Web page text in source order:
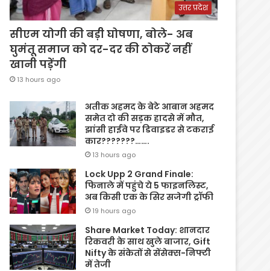
उत्तर प्रदेश
सीएम योगी की बड़ी घोषणा, बोले- अब
घुमंतू समाज को दर-दर की ठोकरें नहीं
खानी पड़ेंगी
13 hours ago
अतीक अहमद के बेटे आबान अहमद
समेत दो की सड़क हादसे में मौत,
झांसी हाईवे पर डिवाइडर से टकराई
कार???????…….
13 hours ago
Lock Upp 2 Grand Finale:
फिनाले में पहुंचे ये 5 फाइनलिस्ट,
अब किसी एक के सिर सजेगी ट्रॉफी
19 hours ago
Share Market Today: शानदार
रिकवरी के साथ खुले बाजार, Gift
Nifty के संकेतों से सेंसेक्स-निफ्टी
में तेजी